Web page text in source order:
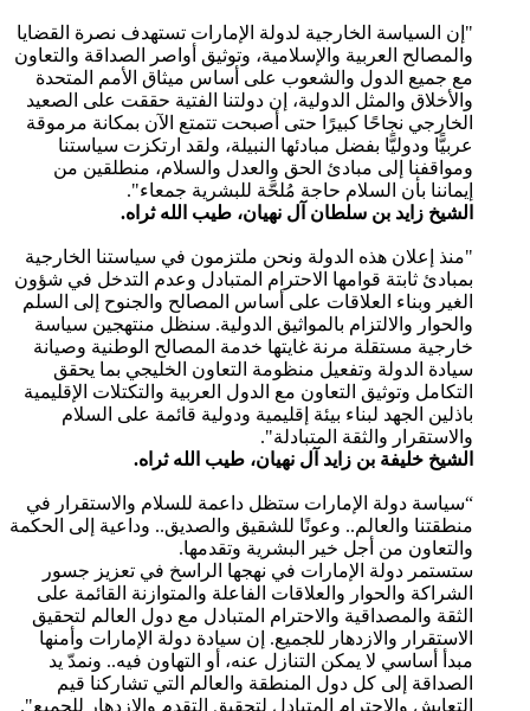
"إن السياسة الخارجية لدولة الإمارات تستهدف نصرة القضايا
والمصالح العربية والإسلامية، وتوثيق أواصر الصداقة والتعاون
مع جميع الدول والشعوب على أساس ميثاق الأمم المتحدة
والأخلاق والمثل الدولية، إن دولتنا الفتية حققت على الصعيد
الخارجي نجاحًا كبيرًا حتى أصبحت تتمتع الآن بمكانة مرموقة
عربيًّا ودوليًّا بفضل مبادئها النبيلة، ولقد ارتكزت سياستنا
ومواقفنا إلى مبادئ الحق والعدل والسلام، منطلقين من
إيماننا بأن السلام حاجة مُلحَّة للبشرية جمعاء".
الشيخ زايد بن سلطان آل نهيان، طيب الله ثراه.
"منذ إعلان هذه الدولة ونحن ملتزمون في سياستنا الخارجية
بمبادئ ثابتة قوامها الاحترام المتبادل وعدم التدخل في شؤون
الغير وبناء العلاقات على أساس المصالح والجنوح إلى السلم
والحوار والالتزام بالمواثيق الدولية. سنظل منتهجين سياسة
خارجية مستقلة مرنة غايتها خدمة المصالح الوطنية وصيانة
سيادة الدولة وتفعيل منظومة التعاون الخليجي بما يحقق
التكامل وتوثيق التعاون مع الدول العربية والتكتلات الإقليمية
باذلين الجهد لبناء بيئة إقليمية ودولية قائمة على السلام
والاستقرار والثقة المتبادلة".
الشيخ خليفة بن زايد آل نهيان، طيب الله ثراه.
“سياسة دولة الإمارات ستظل داعمة للسلام والاستقرار في
منطقتنا والعالم.. وعونًا للشقيق والصديق.. وداعية إلى الحكمة
والتعاون من أجل خير البشرية وتقدمها.
ستستمر دولة الإمارات في نهجها الراسخ في تعزيز جسور
الشراكة والحوار والعلاقات الفاعلة والمتوازنة القائمة على
الثقة والمصداقية والاحترام المتبادل مع دول العالم لتحقيق
الاستقرار والازدهار للجميع. إن سيادة دولة الإمارات وأمنها
مبدأ أساسي لا يمكن التنازل عنه، أو التهاون فيه.. ونمدّ يد
الصداقة إلى كل دول المنطقة والعالم التي تشاركنا قيم
التعايش والاحترام المتبادل لتحقيق التقدم والازدهار للجميع".